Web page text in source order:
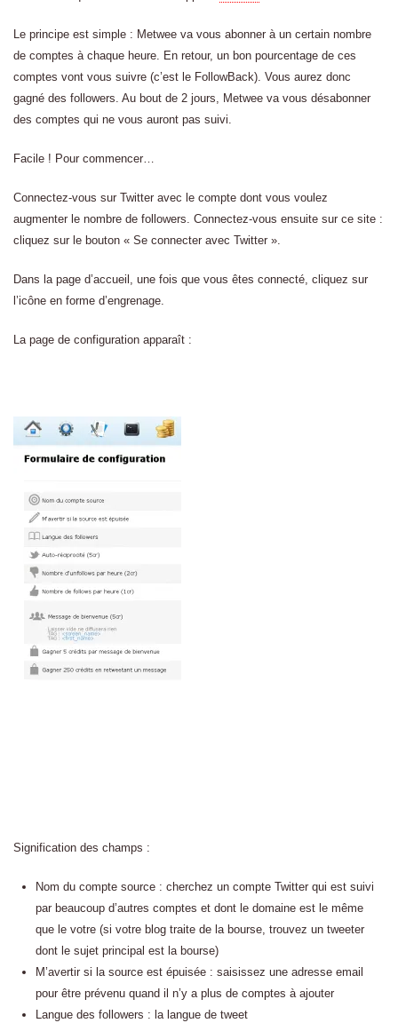
Le principe est simple : Metwee va vous abonner à un certain nombre
de comptes à chaque heure. En retour, un bon pourcentage de ces
comptes vont vous suivre (c’est le FollowBack). Vous aurez donc
gagné des followers. Au bout de 2 jours, Metwee va vous désabonner
des comptes qui ne vous auront pas suivi.
Facile ! Pour commencer…
Connectez-vous sur Twitter avec le compte dont vous voulez
augmenter le nombre de followers. Connectez-vous ensuite sur ce site :
cliquez sur le bouton « Se connecter avec Twitter ».
Dans la page d’accueil, une fois que vous êtes connecté, cliquez sur
l’icône en forme d’engrenage.
La page de configuration apparaît :
Signification des champs :
Nom du compte source : cherchez un compte Twitter qui est suivi
par beaucoup d’autres comptes et dont le domaine est le même
que le votre (si votre blog traite de la bourse, trouvez un tweeter
dont le sujet principal est la bourse)
M’avertir si la source est épuisée : saisissez une adresse email
pour être prévenu quand il n’y a plus de comptes à ajouter
Langue des followers : la langue de tweet